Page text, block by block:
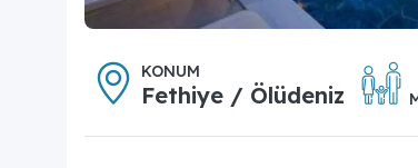
KONUM
Fethiye / Ölüdeniz